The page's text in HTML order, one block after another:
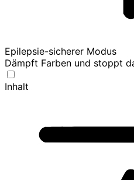
Epilepsie-sicherer Modus
Dämpft Farben und stoppt
Inhalt